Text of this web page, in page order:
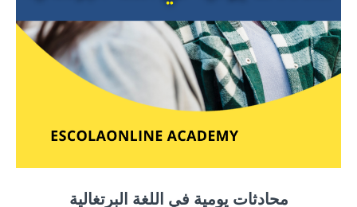
محادثات يومية في اللغة البرتغالية